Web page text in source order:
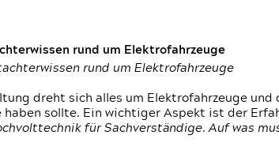
rund um Elektrofahrzeuge
rund um Elektrofahrzeuge
dreht sich alles um Elektrofahrzeuge
haben sollte. Ein wichtiger Aspekt ist der
für Sachverständige. Auf was